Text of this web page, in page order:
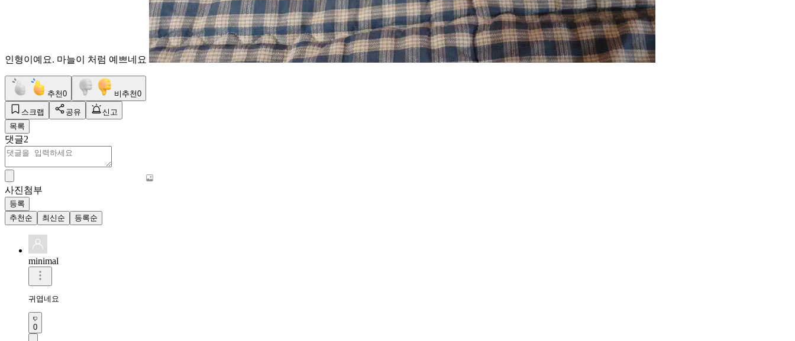
인형이예요. 마늘이 처럼 예쁘네요
추천0 비추천0
스크랩 공유
신고
목록
댓글2
사진첨부
등록
추천순
최신순 등록순
minimal
귀엽네요
0